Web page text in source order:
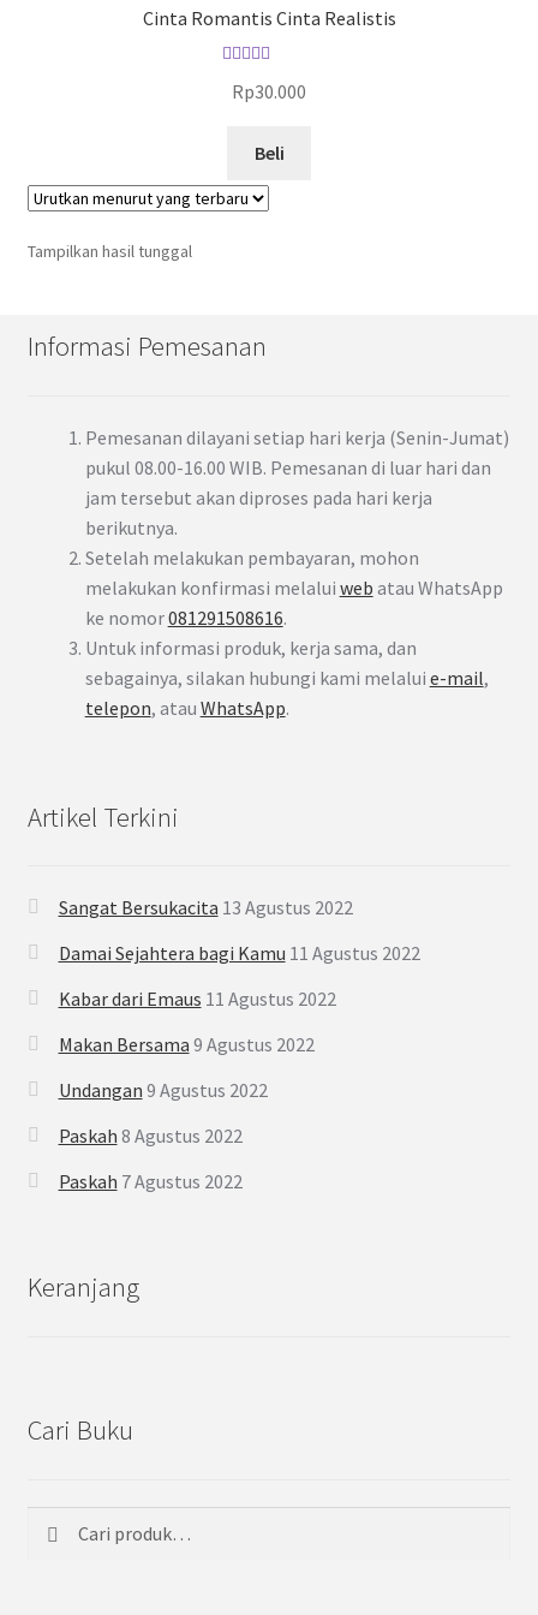
Cinta Romantis Cinta Realistis
Rp30.000
Beli
Tampilkan hasil tunggal
Informasi Pemesanan
Pemesanan dilayani setiap hari kerja (Senin-Jumat)
pukul 08.00-16.00 WIB. Pemesanan di luar hari dan
jam tersebut akan diproses pada hari kerja
berikutnya.
Setelah melakukan pembayaran, mohon
melakukan konfirmasi melalui web atau WhatsApp
ke nomor081291508616.
Untuk informasi produk, kerja sama, dan
sebagainya, silakan hubungi kami melalui e-mail,
telepon, atau WhatsApp.
Artikel Terkini
Sangat Bersukacita 13 Agustus 2022
Damai Sejahtera bagi Kamu 11 Agustus 2022
Kabar dari Emaus 11 Agustus 2022
Makan Bersama 9 Agustus 2022
Undangan 9 Agustus 2022
Paskah 8 Agustus 2022
Paskah 7 Agustus 2022
Keranjang
Cari Buku
Pencarian